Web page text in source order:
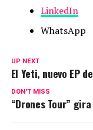
LinkedIn
WhatsApp
UP NEXT
El Yeti, nuevo EP
DON'T MISS
“Drones Tour”